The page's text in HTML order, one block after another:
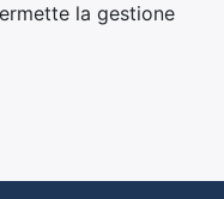
la gestione